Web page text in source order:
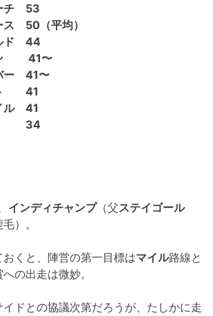
チ 53
ス 50（平均）
ド 44
ン 41〜
ー 41〜
ト 41
ル 41
ー 34
インディチャンプ（父ステイゴール
）。
くと、陣営の第一目標はマイル路線と
の出走は微妙。
ドとの協議次第だろうが、たしかに走